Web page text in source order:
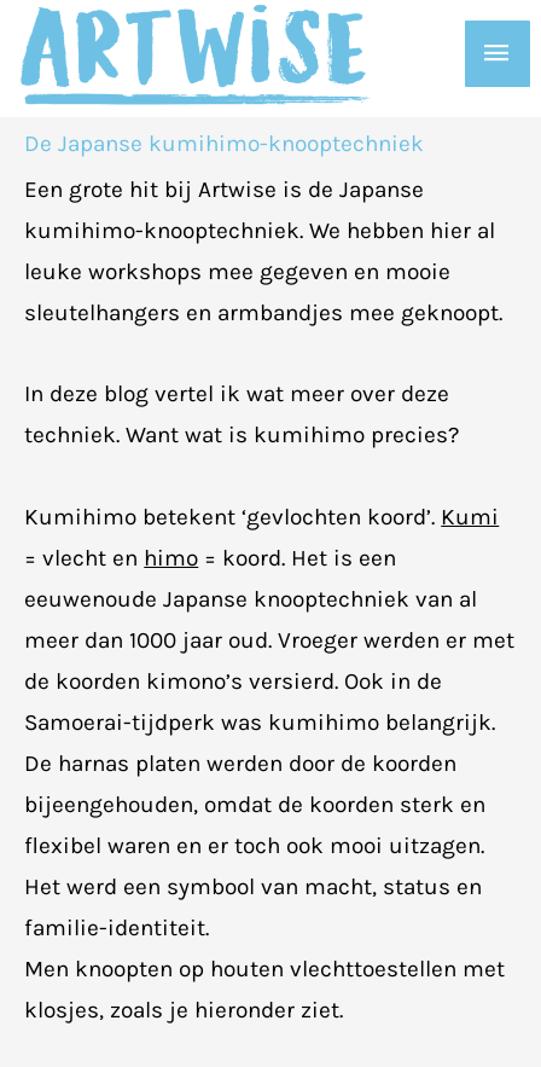
naar
inhoud
De Japanse kumihimo-knooptechniek
Een grote hit bij Artwise is de Japanse
kumihimo-knooptechniek. We hebben hier al
leuke workshops mee gegeven en mooie
sleutelhangers en armbandjes mee geknoopt.
In deze blog vertel ik wat meer over deze
techniek. Want wat is kumihimo precies?
Kumihimo betekent ‘gevlochten koord’. Kumi
= vlecht en himo = koord. Het is een
eeuwenoude Japanse knooptechniek van al
meer dan 1000 jaar oud. Vroeger werden er met
de koorden kimono’s versierd. Ook in de
Samoerai-tijdperk was kumihimo belangrijk.
De harnas platen werden door de koorden
bijeengehouden, omdat de koorden sterk en
flexibel waren en er toch ook mooi uitzagen.
Het werd een symbool van macht, status en
familie-identiteit.
Men knoopten op houten vlechttoestellen met
klosjes, zoals je hieronder ziet.